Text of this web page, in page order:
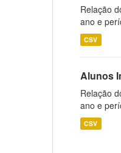
Relação
ano e
CSV
Alunos
Relação
ano e
CSV